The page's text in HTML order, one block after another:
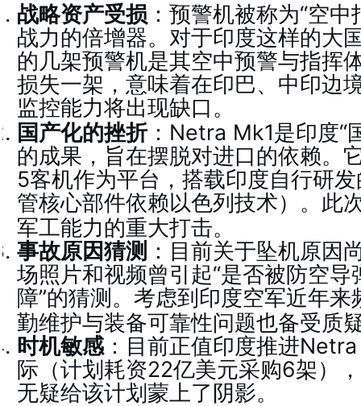
战略资产受损 ：预警机被称为“空
战力的倍增器。对于印度这样的大
的几架预警机是其空中预警与指挥
损失一架，意味着在印巴、中印边
监控能力将出现缺口 。
国产化的挫折：Netra Mk1是印度“
的成果，旨在摆脱对进口的依赖。
5客机作为平台，搭载印度自行研
管核心部件依赖以色列技术） 。此
军工能力的重大打击。
事故原因猜测 ：目前关于坠机原因
场照片和视频曾引起“是否被防空导
障”的猜测。考虑到印度空军近年
勤维护与装备可靠性问题也备受质
时机敏感 ：目前正值印度推进
际（计划耗资22亿美元采购6架）
无疑给该计划蒙上了阴影。